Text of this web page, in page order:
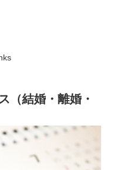
（結婚・離婚・